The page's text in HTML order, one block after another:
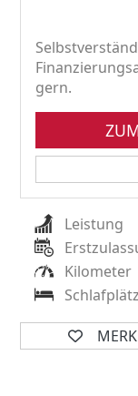
gern.
Leistung
Kilometer